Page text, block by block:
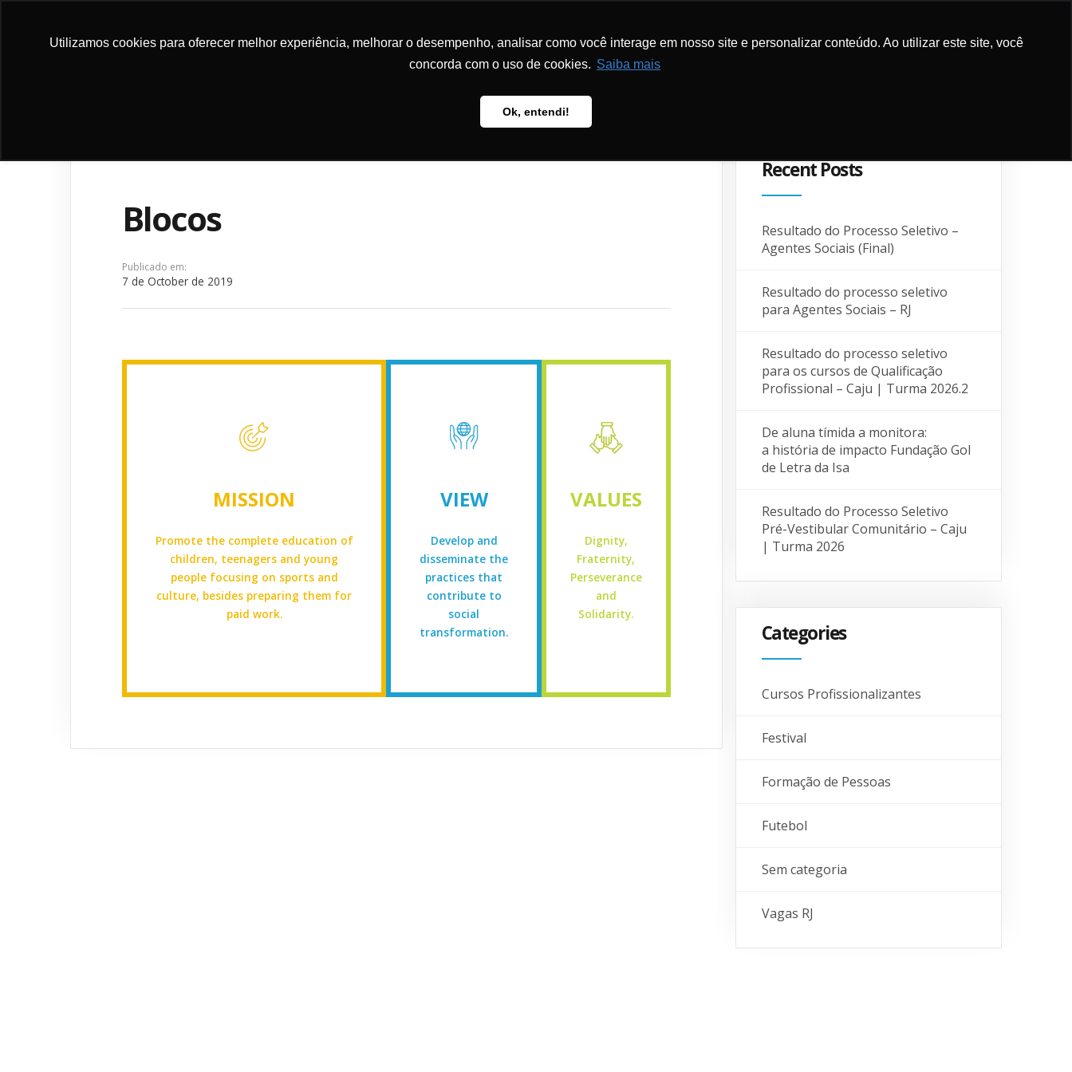
Utilizamos cookies para oferecer melhor experiência, melhorar o desempenho, analisar como você interage em nosso site e personalizar conteúdo. Ao utilizar este site, você
concorda com o uso de cookies. Saiba mais
Ok, entendi!
DONATE
ABOUT
PROGRAMS AND
METHODOLOGY PUBLICATIONS
HOW TO SUPPORT
US
CONTACT AND
Blocos
Publicado em:
7 de October de 2019
MISSION
Promote the complete education of
children, teenagers and young
people focusing on sports and
culture, besides preparing them for
paid work.
VIEW
Develop and
disseminate the
practices that
contribute to
social
transformation.
VALUES
Dignity,
Fraternity,
Perseverance
and
Solidarity.
Recent Posts
Resultado do Processo Seletivo –
Agentes Sociais (Final)
Resultado do processo seletivo
para Agentes Sociais – RJ
Resultado do processo seletivo
para os cursos de Qualificação
Profissional – Caju | Turma 2026.2
De aluna tímida a monitora:
a história de impacto Fundação Gol
de Letra da Isa
Resultado do Processo Seletivo
Pré-Vestibular Comunitário – Caju
| Turma 2026
Categories
Cursos Profissionalizantes
Festival
Formação de Pessoas
Futebol
Sem categoria
Vagas RJ